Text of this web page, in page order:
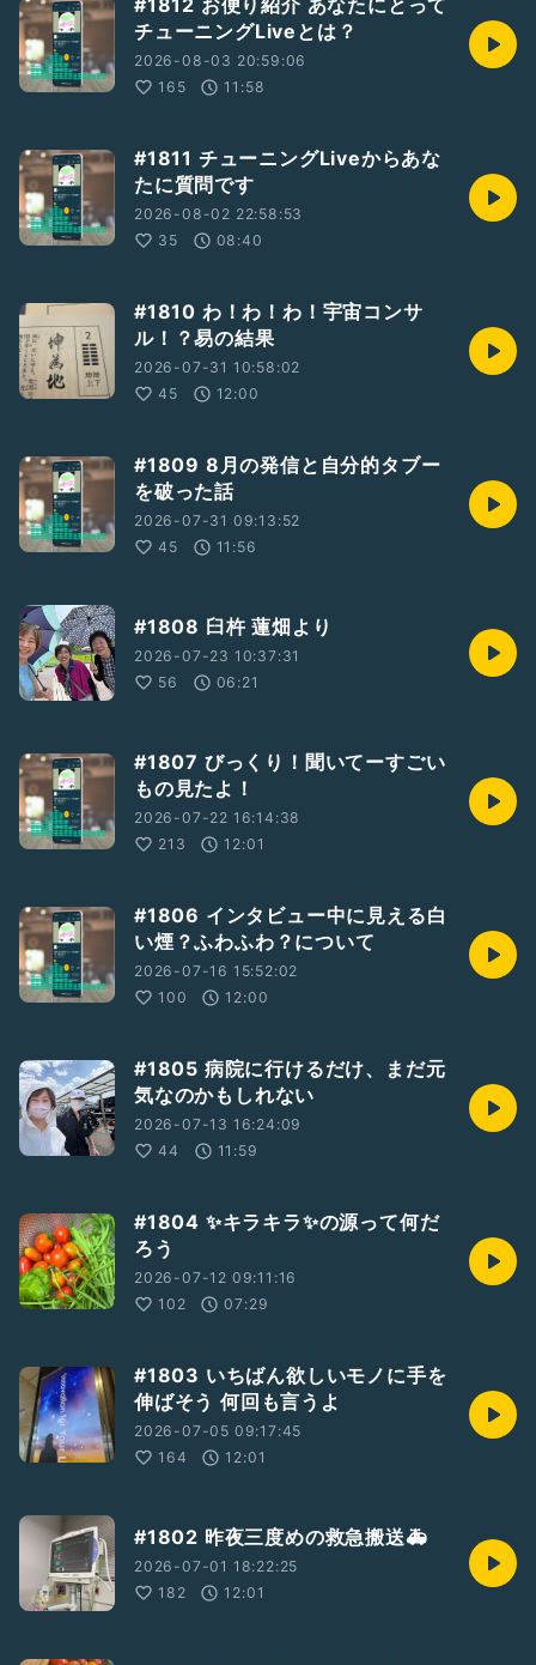
#1812 お便り紹介 あなたにとって
チューニングLiveとは？
2026-08-03 20:59:06
165
11:58
#1811 チューニングLiveからあな
たに質問です
2026-08-02 22:58:53
35
08:40
#1810 わ！わ！わ！宇宙コンサ
ル！？易の結果
2026-07-31 10:58:02
45
12:00
#1809 8月の発信と自分的タブー
を破った話
2026-07-31 09:13:52
45
11:56
#1808 臼杵 蓮畑より
2026-07-23 10:37:31
56
06:21
#1807 びっくり！聞いてーすごい
もの見たよ！
2026-07-22 16:14:38
213
12:01
#1806 インタビュー中に見える白
い煙？ふわふわ？について
2026-07-16 15:52:02
100
12:00
#1805 病院に行けるだけ、まだ元
気なのかもしれない
2026-07-13 16:24:09
44
11:59
#1804 ✨キラキラ✨の源って何だ
ろう
2026-07-12 09:11:16
102
07:29
#1803 いちばん欲しいモノに手を
伸ばそう 何回も言うよ
2026-07-05 09:17:45
164
12:01
#1802 昨夜三度めの救急搬送🚑
2026-07-01 18:22:25
182
12:01